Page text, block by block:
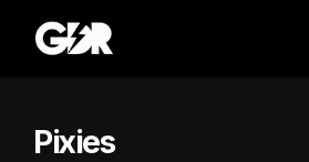
Pixies